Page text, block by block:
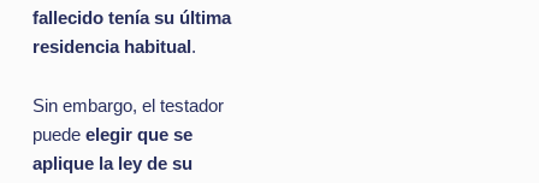
fallecido tenía su última
residencia habitual.
Sin embargo, el testador
puede elegir que se
aplique la ley de su